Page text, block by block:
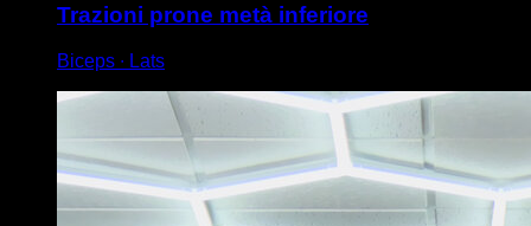
Trazioni prone metà inferiore
Biceps ∙ Lats